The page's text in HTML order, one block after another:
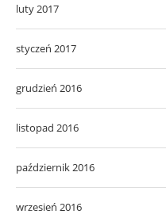
luty 2017
styczeń 2017
grudzień 2016
listopad 2016
październik 2016
wrzesień 2016